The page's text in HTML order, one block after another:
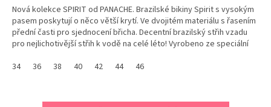
Nová kolekce SPIRIT od PANACHE. Brazilské bikiny Spirit s vysokým
pasem poskytují o něco větší krytí. Ve dvojitém materiálu s řasením
přední časti pro sjednocení břicha. Decentní brazilský střih vzadu
pro nejlichotivější střih k vodě na celé léto! Vyrobeno ze speciální
34
36 38 40 42 44 46